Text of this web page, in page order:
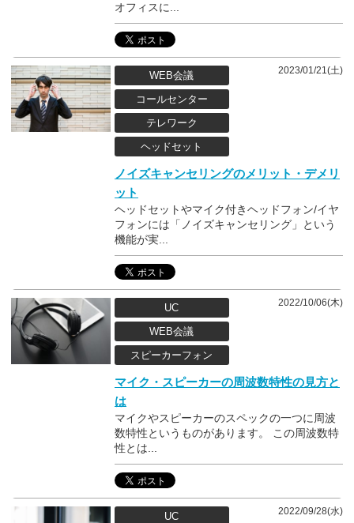
オフィスに...
2023/01/21(土)
WEB会議
コールセンター
テレワーク
ヘッドセット
ノイズキャンセリングのメリット・デメリ
ット
ヘッドセットやマイク付きヘッドフォン/イヤ
フォンには「ノイズキャンセリング」という
機能が実...
2022/10/06(木)
UC
WEB会議
スピーカーフォン
マイク・スピーカーの周波数特性の見方と
は
マイクやスピーカーのスペックの一つに周波
数特性というものがあります。 この周波数特
性とは...
2022/09/28(水)
UC